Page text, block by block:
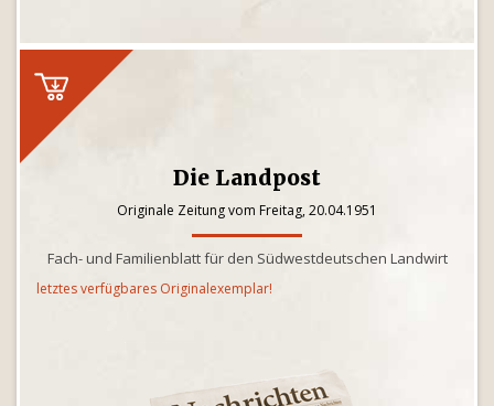
Die Landpost
Originale Zeitung vom Freitag, 20.04.1951
Fach- und Familienblatt für den Südwestdeutschen Landwirt
letztes verfügbares Originalexemplar!